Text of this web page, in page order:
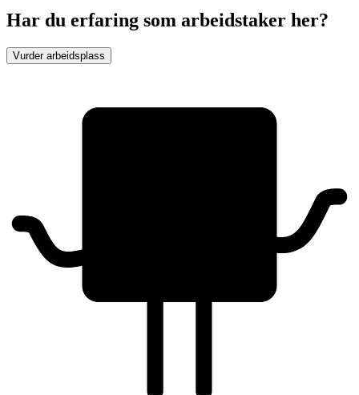
Har du erfaring som arbeidstaker her?
Vurder arbeidsplass